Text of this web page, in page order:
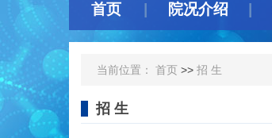
首页 院况介绍
当前位置： 首页 >> 招 生
招 生